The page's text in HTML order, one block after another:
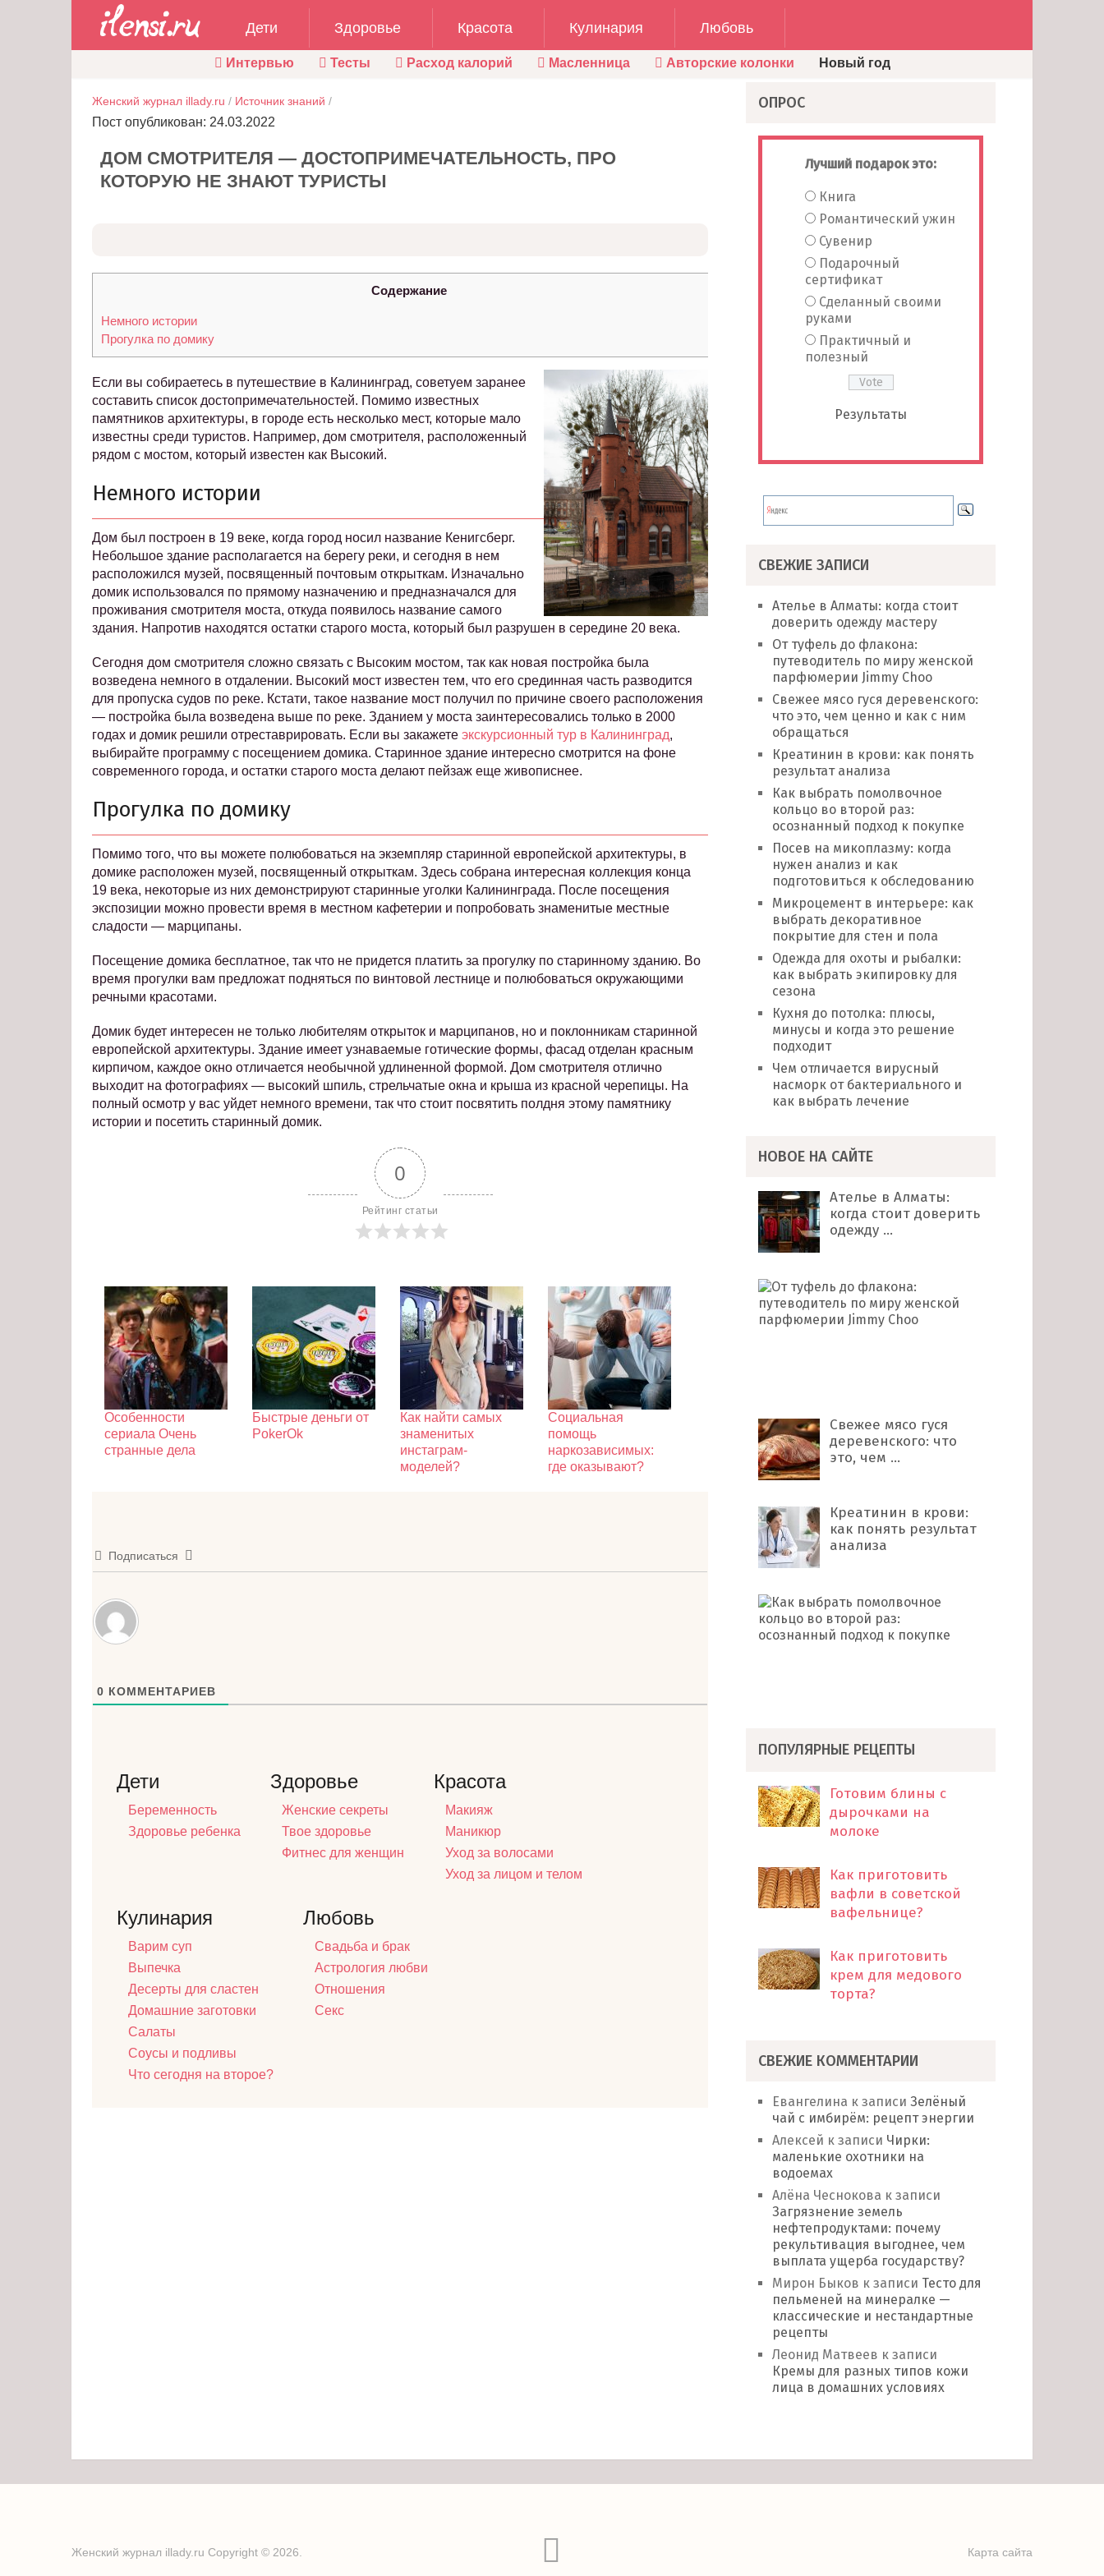
Дети Здоровье Красота Кулинария Любовь
Интервью Тесты Расход калорий Масленница Авторские колонки Новый год
Женский журнал illady.ru / Источник знаний /
Пост опубликован: 24.03.2022
ДОМ СМОТРИТЕЛЯ — ДОСТОПРИМЕЧАТЕЛЬНОСТЬ, ПРО
КОТОРУЮ НЕ ЗНАЮТ ТУРИСТЫ
Содержание
Немного истории
Прогулка по домику
Если вы собираетесь в путешествие в Калининград, советуем заранее
составить список достопримечательностей. Помимо известных
памятников архитектуры, в городе есть несколько мест, которые мало
известны среди туристов. Например, дом смотрителя, расположенный
рядом с мостом, который известен как Высокий.
Немного истории
Дом был построен в 19 веке, когда город носил название Кенигсберг.
Небольшое здание располагается на берегу реки, и сегодня в нем
расположился музей, посвященный почтовым открыткам. Изначально
домик использовался по прямому назначению и предназначался для
проживания смотрителя моста, откуда появилось название самого
здания. Напротив находятся остатки старого моста, который был разрушен в середине 20 века.
Сегодня дом смотрителя сложно связать с Высоким мостом, так как новая постройка была
возведена немного в отдалении. Высокий мост известен тем, что его срединная часть разводится
для пропуска судов по реке. Кстати, такое название мост получил по причине своего расположения
— постройка была возведена выше по реке. Зданием у моста заинтересовались только в 2000
годах и домик решили отреставрировать. Если вы закажете экскурсионный тур в Калининград,
выбирайте программу с посещением домика. Старинное здание интересно смотрится на фоне
современного города, и остатки старого моста делают пейзаж еще живописнее.
Прогулка по домику
Помимо того, что вы можете полюбоваться на экземпляр старинной европейской архитектуры, в
домике расположен музей, посвященный открыткам. Здесь собрана интересная коллекция конца
19 века, некоторые из них демонстрируют старинные уголки Калининграда. После посещения
экспозиции можно провести время в местном кафетерии и попробовать знаменитые местные
сладости — марципаны.
Посещение домика бесплатное, так что не придется платить за прогулку по старинному зданию. Во
время прогулки вам предложат подняться по винтовой лестнице и полюбоваться окружающими
речными красотами.
Домик будет интересен не только любителям открыток и марципанов, но и поклонникам старинной
европейской архитектуры. Здание имеет узнаваемые готические формы, фасад отделан красным
кирпичом, каждое окно отличается необычной удлиненной формой. Дом смотрителя отлично
выходит на фотографиях — высокий шпиль, стрельчатые окна и крыша из красной черепицы. На
полный осмотр у вас уйдет немного времени, так что стоит посвятить полдня этому памятнику
истории и посетить старинный домик.
0
Рейтинг статьи
Особенности
сериала Очень
странные дела
Быстрые деньги от
PokerOk
Как найти самых
знаменитых
инстаграм-
моделей?
Социальная
помощь
наркозависимых:
где оказывают?
Подписаться
0 КОММЕНТАРИЕВ
Дети
Беременность
Здоровье ребенка
Здоровье
Женские секреты
Твое здоровье
Фитнес для женщин
Красота
Макияж
Маникюр
Уход за волосами
Уход за лицом и телом
Кулинария
Варим суп
Выпечка
Десерты для сластен
Домашние заготовки
Салаты
Соусы и подливы
Что сегодня на второе?
Любовь
Свадьба и брак
Астрология любви
Отношения
Секс
ОПРОС
Лучший подарок это:
Книга
Романтический ужин
Сувенир
Подарочный
сертификат
Сделанный своими
руками
Практичный и
полезный
Результаты
СВЕЖИЕ ЗАПИСИ
Ателье в Алматы: когда стоит
доверить одежду мастеру
От туфель до флакона:
путеводитель по миру женской
парфюмерии Jimmy Choo
Свежее мясо гуся деревенского:
что это, чем ценно и как с ним
обращаться
Креатинин в крови: как понять
результат анализа
Как выбрать помолвочное
кольцо во второй раз:
осознанный подход к покупке
Посев на микоплазму: когда
нужен анализ и как
подготовиться к обследованию
Микроцемент в интерьере: как
выбрать декоративное
покрытие для стен и пола
Одежда для охоты и рыбалки:
как выбрать экипировку для
сезона
Кухня до потолка: плюсы,
минусы и когда это решение
подходит
Чем отличается вирусный
насморк от бактериального и
как выбрать лечение
НОВОЕ НА САЙТЕ
Ателье в Алматы:
когда стоит доверить
одежду …
Свежее мясо гуся
деревенского: что
это, чем …
Креатинин в крови:
как понять результат
анализа
ПОПУЛЯРНЫЕ РЕЦЕПТЫ
Готовим блины с
дырочками на
молоке
Как приготовить
вафли в советской
вафельнице?
Как приготовить
крем для медового
торта?
СВЕЖИЕ КОММЕНТАРИИ
Евангелина к записиЗелёный
чай с имбирём: рецепт энергии
Алексей к записи Чирки:
маленькие охотники на
водоемах
Алёна Чеснокова к записи
Загрязнение земель
нефтепродуктами: почему
рекультивация выгоднее, чем
выплата ущерба государству?
Мирон Быков к записи Тесто для
пельменей на минералке —
классические и нестандартные
рецепты
Леонид Матвеев к записи
Кремы для разных типов кожи
лица в домашних условиях
Женский журнал illady.ru Copyright © 2026. Карта сайта